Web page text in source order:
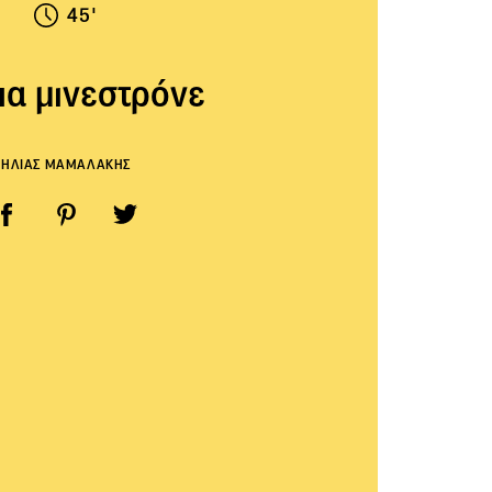
45'
μινεστρόνε
ΗΛΙΑΣ ΜΑΜΑΛΑΚΗΣ